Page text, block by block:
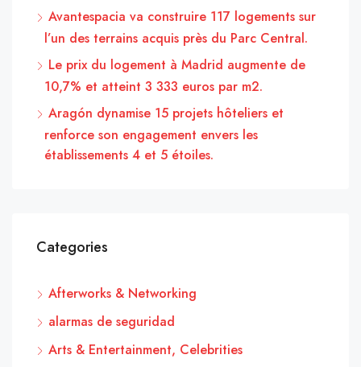
Avantespacia va construire 117 logements sur
l’un des terrains acquis près du Parc Central.
Le prix du logement à Madrid augmente de
10,7% et atteint 3 333 euros par m2.
Aragón dynamise 15 projets hôteliers et
renforce son engagement envers les
établissements 4 et 5 étoiles.
Categories
Afterworks & Networking
alarmas de seguridad
Arts & Entertainment, Celebrities